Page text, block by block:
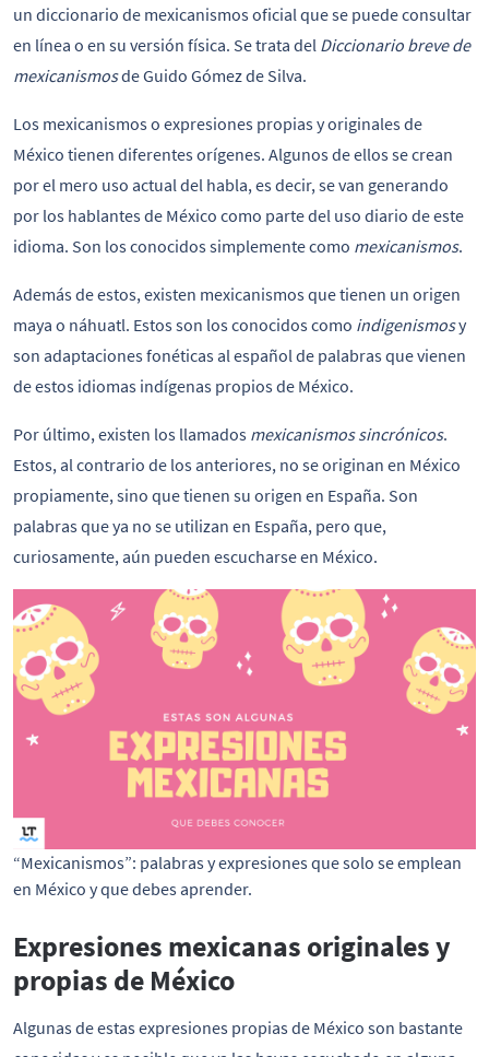
un diccionario de mexicanismos oficial que se puede consultar
en línea o en su versión física. Se trata del Diccionario breve de
mexicanismosde Guido Gómez de Silva.
Los mexicanismos o expresiones propias y originales de
México tienen diferentes orígenes. Algunos de ellos se crean
por el mero uso actual del habla, es decir, se van generando
por los hablantes de México como parte del uso diario de este
idioma. Son los conocidos simplemente como mexicanismos.
Además de estos, existen mexicanismos que tienen un origen
maya o náhuatl. Estos son los conocidos como indigenismosy
son adaptaciones fonéticas al español de palabras que vienen
de estos idiomas indígenas propios de México.
Por último, existen los llamados mexicanismos sincrónicos.
Estos, al contrario de los anteriores, no se originan en México
propiamente, sino que tienen su origen en España. Son
palabras que ya no se utilizan en España, pero que,
curiosamente, aún pueden escucharse en México.
“Mexicanismos”: palabras y expresiones que solo se emplean
en México y que debes aprender.
Expresiones mexicanas originales y
propias de México
Algunas de estas expresiones propias de México son bastante